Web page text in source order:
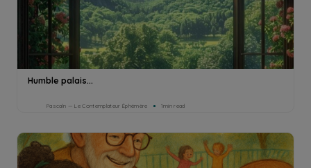
Humble palais...
Pascaln — Le Contemplateur Éphémère 1min read